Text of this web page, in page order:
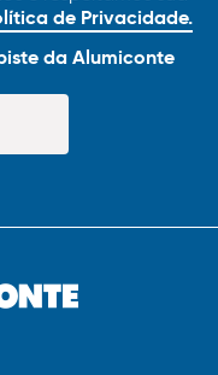
de Privacidade.
da Alumiconte